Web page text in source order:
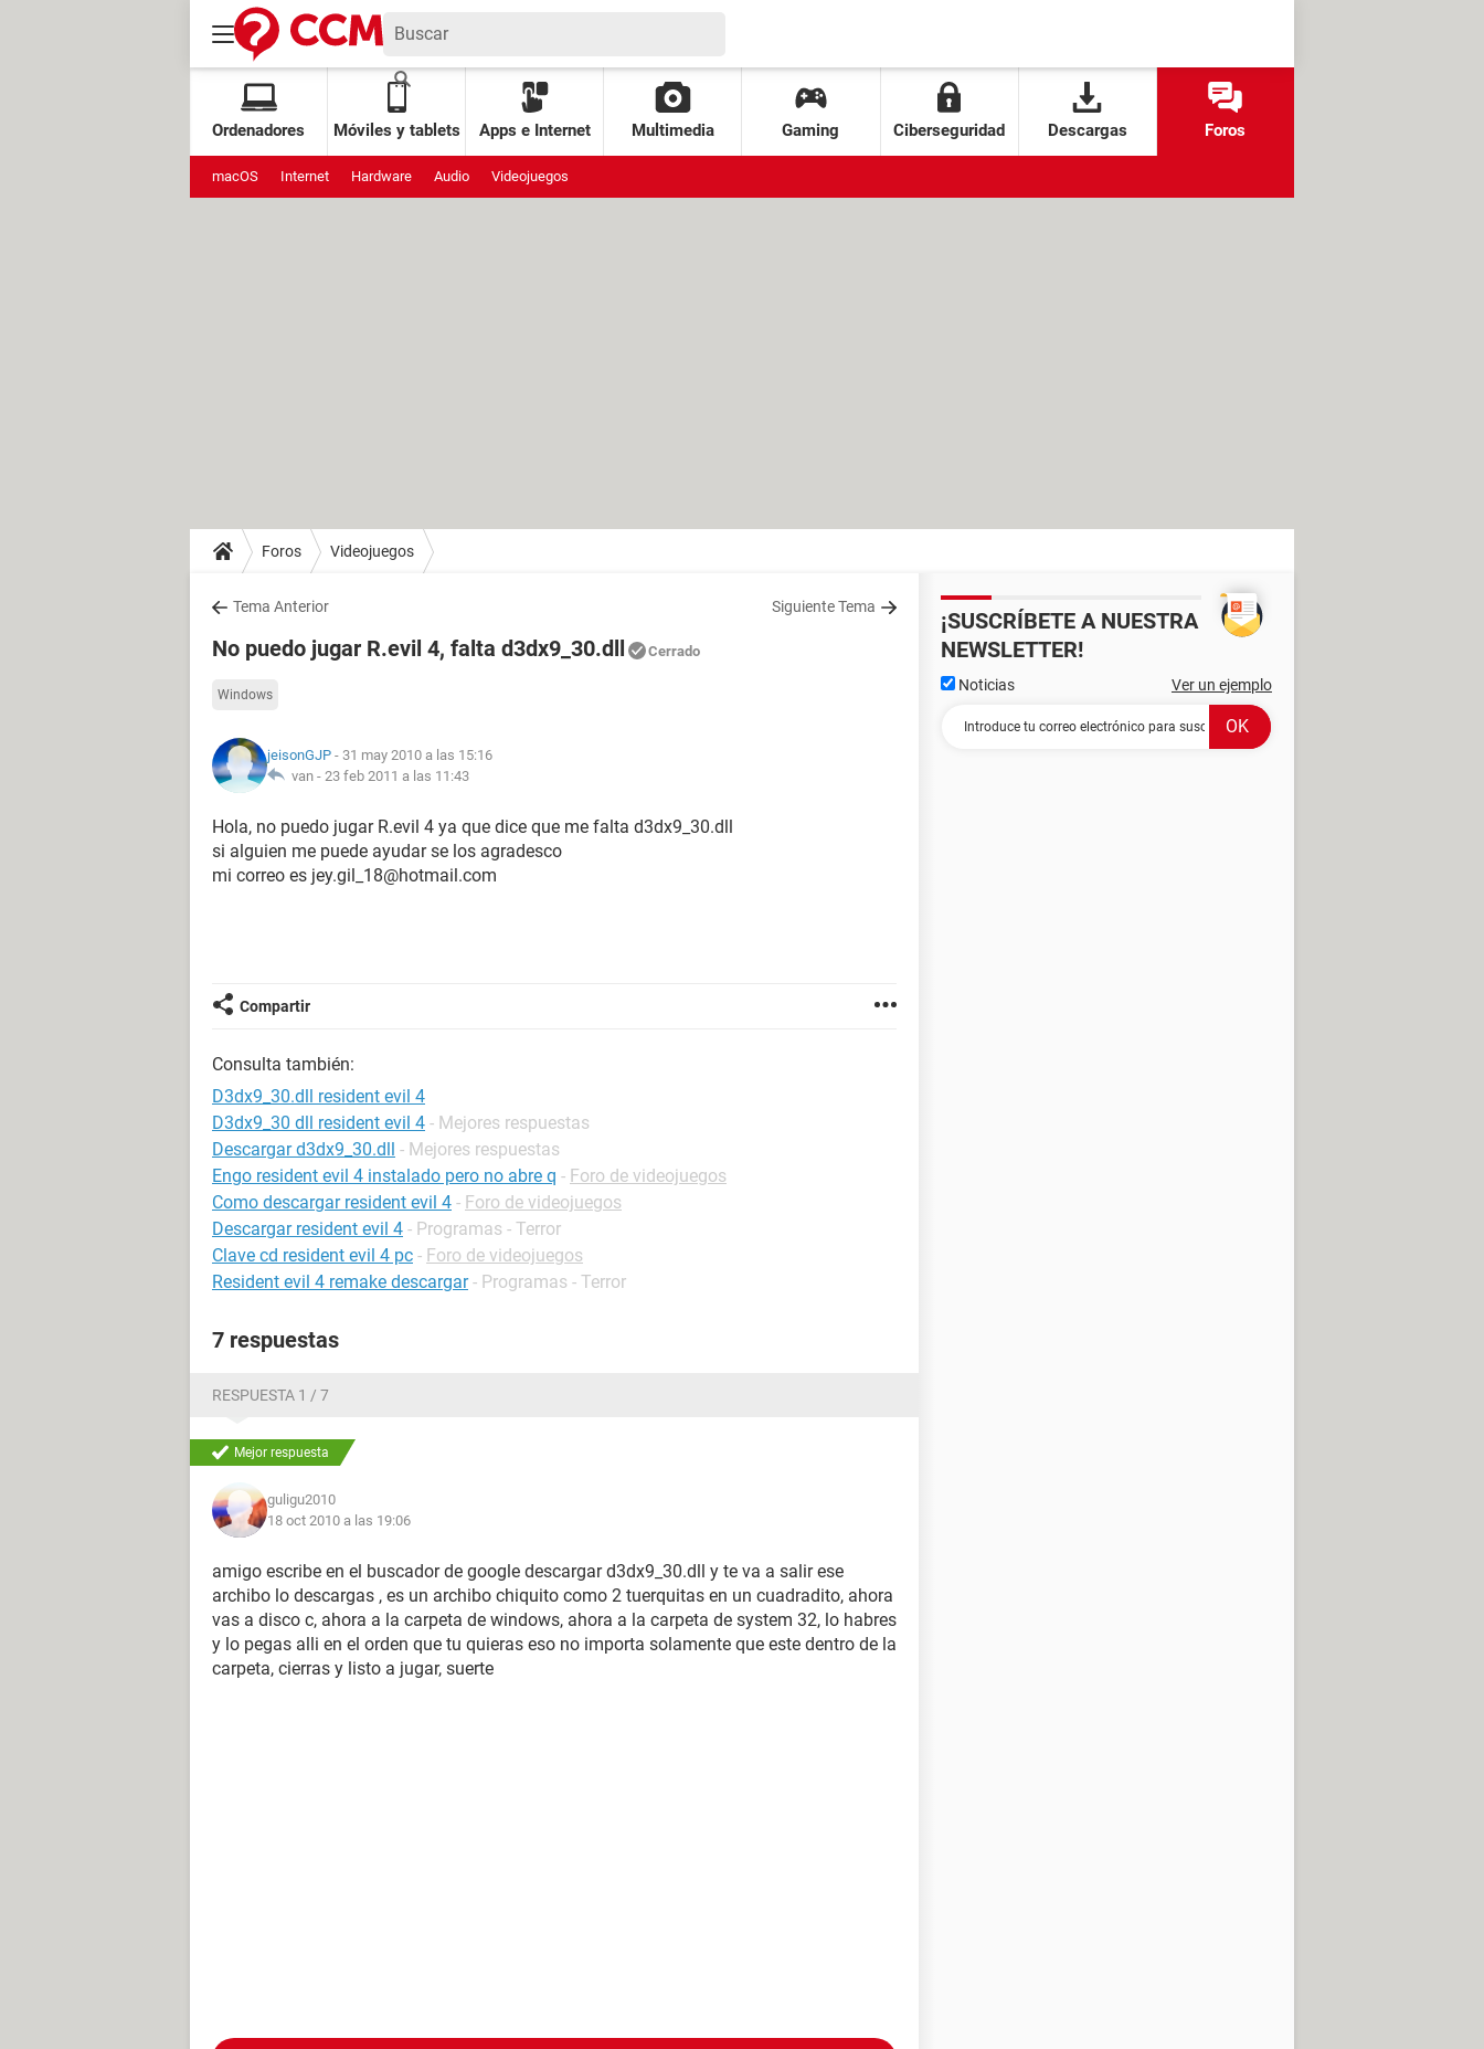
Ordenadores Móviles y tablets Apps e Internet Multimedia Gaming Ciberseguridad Descargas Foros
macOS Internet Hardware Audio Videojuegos
Foros Videojuegos
Tema Anterior Siguiente Tema
No puedo jugar R.evil 4, falta d3dx9_30.dll Cerrado
Windows
jeisonGJP - 31 may 2010 a las 15:16
van - 23 feb 2011 a las 11:43
Hola, no puedo jugar R.evil 4 ya que dice que me falta d3dx9_30.dll
si alguien me puede ayudar se los agradesco
mi correo es jey.gil_18@hotmail.com
Compartir
Consulta también:
D3dx9_30.dll resident evil 4
D3dx9_30 dll resident evil 4 - Mejores respuestas
Descargar d3dx9_30.dll - Mejores respuestas
Engo resident evil 4 instalado pero no abre q - Foro de videojuegos
Como descargar resident evil 4 - Foro de videojuegos
Descargar resident evil 4 - Programas - Terror
Clave cd resident evil 4 pc - Foro de videojuegos
Resident evil 4 remake descargar - Programas - Terror
7 respuestas
RESPUESTA 1 / 7
Mejor respuesta
guligu2010
18 oct 2010 a las 19:06
amigo escribe en el buscador de google descargar d3dx9_30.dll y te va a salir ese
archibo lo descargas , es un archibo chiquito como 2 tuerquitas en un cuadradito, ahora
vas a disco c, ahora a la carpeta de windows, ahora a la carpeta de system 32, lo habres
y lo pegas alli en el orden que tu quieras eso no importa solamente que este dentro de la
carpeta, cierras y listo a jugar, suerte
¡SUSCRÍBETE A NUESTRA
NEWSLETTER!
Noticias Ver un ejemplo